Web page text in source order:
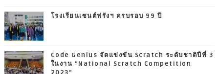
โรงเรียนเซนต์ฟรังฯ ครบรอบ 99 ปี
Code Genius จัดแข่งขัน Scratch ระดับชาติปีที่ 3
ในงาน “National Scratch Competition